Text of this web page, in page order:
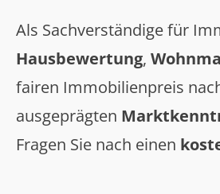
Als Sachverständige für
Hausbewertung,
fairen Immobilienpreis
ausgeprägten
Fragen Sie nach einen